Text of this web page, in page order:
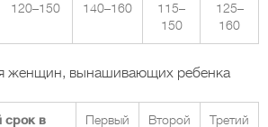
120–150 140–160
115–
150
125–
160
женщин, вынашивающих ребенка
срок в Первый Второй Третий